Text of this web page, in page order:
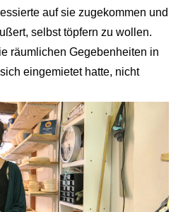
auf sie zugekommen und
selbst töpfern zu wollen.
räumlichen Gegebenheiten in
eingemietet hatte, nicht